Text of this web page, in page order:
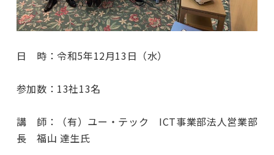
日 時：令和5年12月13日（水）
参加数：13社13名
講 師：（有）ユー・テック ICT事業部法人営業部
長 福山 達生氏